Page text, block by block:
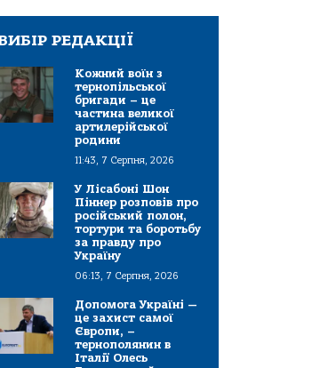
РЕДАКЦІЇ
Кожний воїн з
тернопільської
бригади – це
частина великої
артилерійської
родини
11:43, 7 Серпня, 2026
У Лісабоні Шон
Піннер розповів про
російський полон,
тортури та боротьбу
за правду про
Україну
06:13, 7 Серпня, 2026
Допомога Україні —
це захист самої
Європи, –
тернополянин в
Італії Олесь